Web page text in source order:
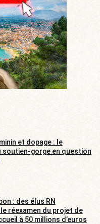
et dopage : le
soutien-gorge en question
: des élus RN
réexamen du projet de
à 50 millions d’euros